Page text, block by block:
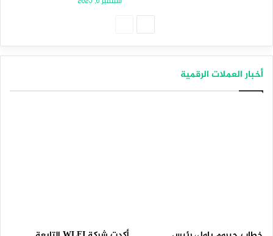
أخبار العملات الرقمية